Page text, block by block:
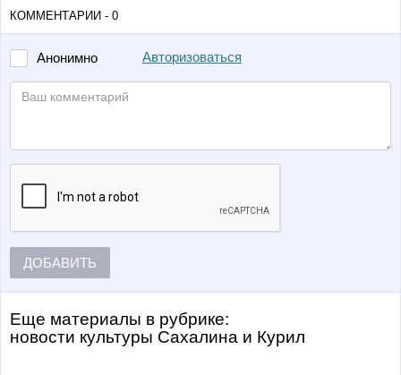
КОММЕНТАРИИ - 0
Анонимно Авторизоваться
ДОБАВИТЬ
Еще материалы в рубрике:
Новости культуры Сахалина и Курил